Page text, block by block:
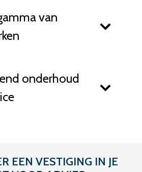
van
onderhoud
EEN VESTIGING IN JE